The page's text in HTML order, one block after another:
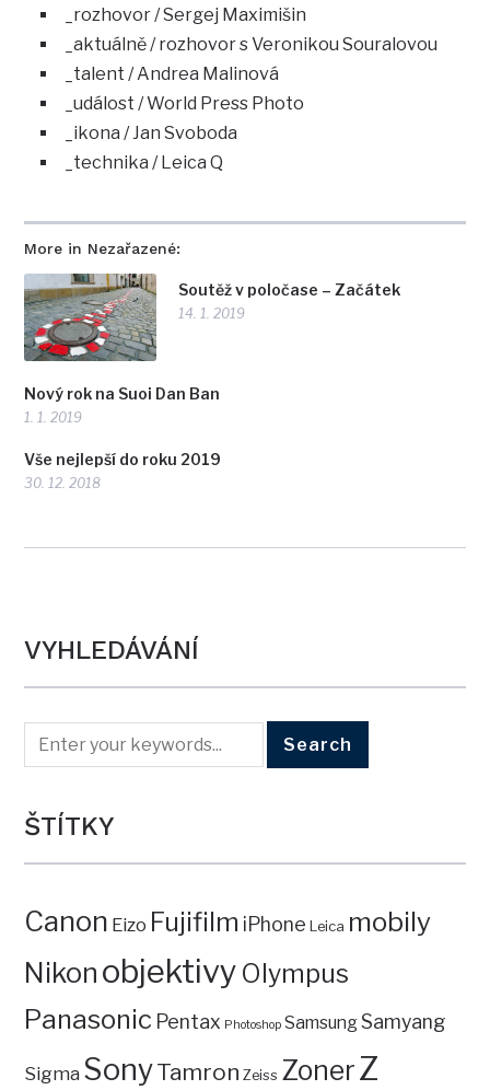
More in Nezařazené:
Soutěž v poločase – Začátek
14. 1. 2019
Nový rok na Suoi Dan Ban
1. 1. 2019
Vše nejlepší do roku 2019
30. 12. 2018
_rozhovor / Sergej Maximišin
_aktuálně / rozhovor s Veronikou Souralovou
_talent / Andrea Malinová
_událost / World Press Photo
_ikona / Jan Svoboda
_technika / Leica Q
VYHLEDÁVÁNÍ
ŠTÍTKY
Canon Eizo Fujifilm iPhone Leica mobily
Nikon objektivy Olympus
Panasonic Pentax Photoshop SamsungSamyang
Sigma SonyTamron Zeiss ZonerZ